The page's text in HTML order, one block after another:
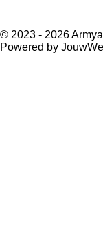
b
o
s
A
© 2023 - 2026
Powered by